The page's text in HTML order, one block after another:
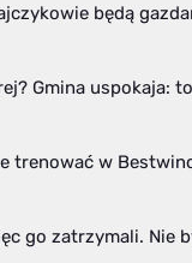
będą
Gmina uspokaja:
trenować w
go zatrzymali. Nie